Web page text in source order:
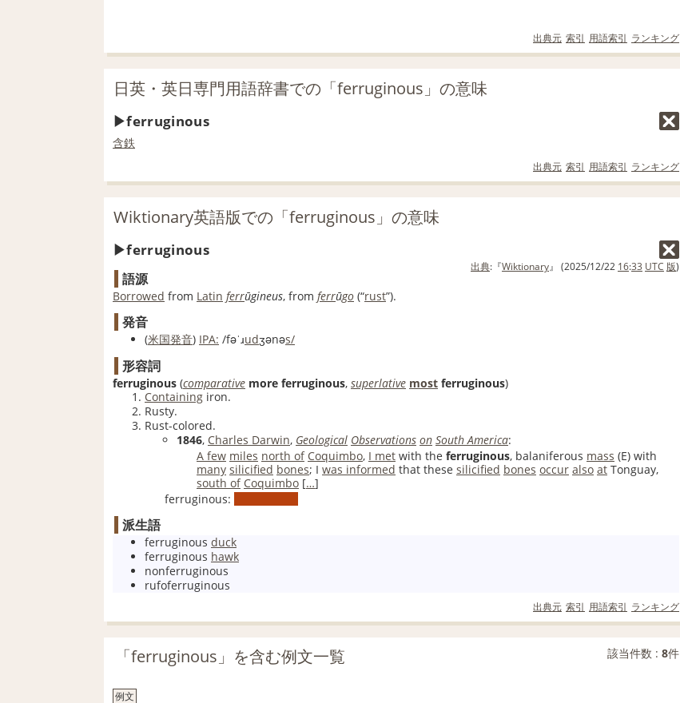
出典元 索引 用語索引 ランキング
日英・英日専門用語辞書での「ferruginous」の意味
ferruginous
含鉄
出典元 索引 用語索引 ランキング
Wiktionary英語版での「ferruginous」の意味
ferruginous
出典:『Wiktionary 』 (2025/12/22 16:33 UTC 版)
語源
Borrowed from Latin ferrūgineus, from ferrūgo (“rust”).
発音
(米国発音) IPA: /fəˈɹudʒənəs/
形容詞
ferruginous (comparative more ferruginous, superlative most ferruginous)
Containing iron.
Rusty.
Rust-colored.
1846, Charles Darwin, Geological Observations on South America:
A few miles north of Coquimbo, I met with the ferruginous, balaniferous mass (E) with
many silicified bones; I was informed that these silicified bones occur also at Tonguay,
south of Coquimbo […]
ferruginous:
派生語
ferruginous duck
ferruginous hawk
nonferruginous
rufoferruginous
出典元 索引 用語索引 ランキング
「ferruginous」を含む例文一覧 該当件数 : 8件
例文